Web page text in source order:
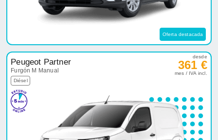
Oferta destacada
Peugeot Partner
Furgón M Manual
Diésel
desde
361 €
mes / IVA incl.